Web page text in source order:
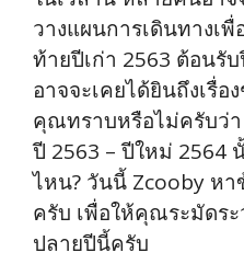
วางแผนการเดินทางเ
ท้ายปีเก่า 2563 ต้อนรั
อาจจะเคยได้ยินถึงเรื่
คุณทราบหรือไม่ครับว่
ปี 2563 – ปีใหม่ 2564
ไหน? วันนี้ Zcooby ห
ครับ เพื่อให้คุณระมัดระ
ปลายปีนี้ครับ